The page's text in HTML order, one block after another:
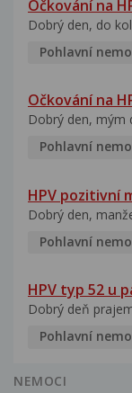
Očkování na
Dobrý den, do
Pohlavní
Očkování na
Dobrý den, mým
Pohlavní
HPV pozitivní
Dobrý den,
Pohlavní
HPV typ 52 u
Dobrý deň
Pohlavní
NEMOCI